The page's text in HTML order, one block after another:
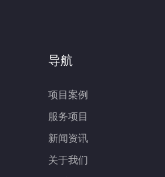
导航
项目案例
服务项目
新闻资讯
关于我们